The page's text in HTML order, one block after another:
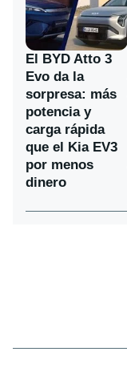
El BYD Atto 3
Evo da la
sorpresa: más
potencia y
carga rápida
que el Kia EV3
por menos
dinero